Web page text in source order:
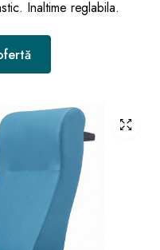
Inaltime reglabila.